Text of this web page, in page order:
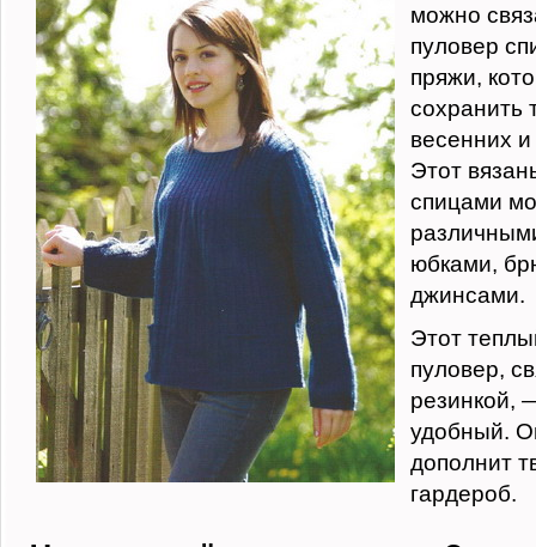
можно
пуловер
пряжи,
сохранить
весенних и
Этот
спицами
юбками,
джинсами.
Этот
пуловер,
резинкой,
удобный.
дополнит
гардероб.